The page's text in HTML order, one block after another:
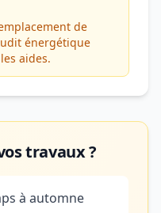
de
énergétique
aides.
travaux ?
à automne